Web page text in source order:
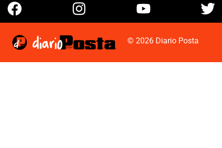
© 2026 Diario Posta